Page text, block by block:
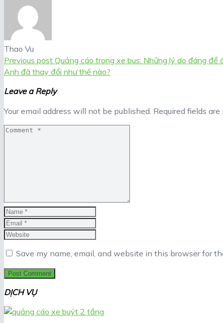
Thao Vu
Previous post Quảng cáo trong xe bus: Những lý do đáng để
Anh đã thay đổi như thế nào?
Leave a Reply
Your email address will not be published. Required fields
Save my name, email, and website in this browser for
DỊCH VỤ